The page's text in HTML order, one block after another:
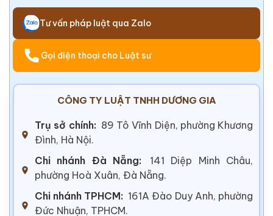
Tư vấn pháp luật qua Zalo
Gọi điện thoại cho Luật sư
CÔNG TY LUẬT TNHH DƯƠNG GIA
Trụ sở chính: 89 Tô Vĩnh Diện, phường Khương
Đình, Hà Nội.
Chi nhánh Đà Nẵng:
141 Diệp Minh Châu,
phường Hoà Xuân, Đà Nẵng.
Chi nhánh TPHCM: 161A Đào Duy Anh, phường
Đức Nhuận, TPHCM.